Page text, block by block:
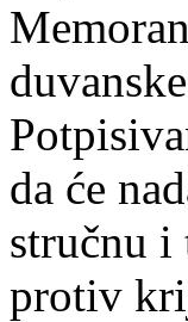
da će
stručnu i
protiv